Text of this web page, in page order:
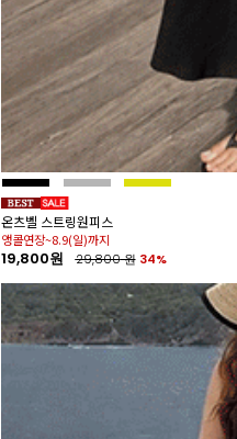
온츠벨 스트링원피스
앵콜연장~8.9(일)까지
19,800원 29,800원 34%